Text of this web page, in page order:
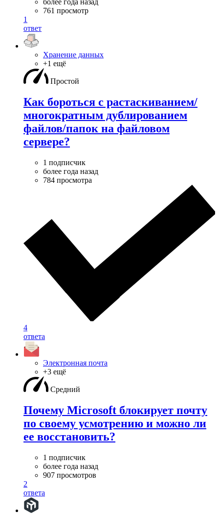
более года назад
761 просмотр
1
ответ
Хранение данных
+1 ещё
Простой
Как бороться с растаскиванием/
многократным дублированием
файлов/папок на файловом
сервере?
1 подписчик
более года назад
784 просмотра
4
ответа
Электронная почта
+3 ещё
Средний
Почему Microsoft блокирует почту
по своему усмотрению и можно ли
ее восстановить?
1 подписчик
более года назад
907 просмотров
2
ответа